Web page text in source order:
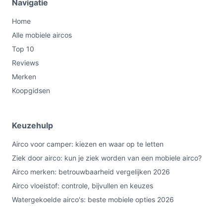
De hoofdkeuze is vaak comfort versus installatie-eisen:
voertuig, maar vereist dakmontage, voldoende
elektrische capaciteit en mogelijk vakwerk voor
koelmiddelvulling.
Conclusie
De NordHaus 12V dakairco is geschikt voor campers en
twee dingen: welke prestatiecijfers (W/BTU) gelden en
of het koelmiddel aanwezig is of bijgevuld moet worden.
Als die punten passen bij jouw voertuig en
montagewensen, kan dit een passende oplossing zijn.
Bekijk varianten en actuele prijzen op
debestemobieleairco.nl voordat je kiest.
Navigatie
Home
Alle mobiele aircos
Top 10
Reviews
Merken
Koopgidsen
Keuzehulp
Airco voor camper: kiezen en waar op te letten
Ziek door airco: kun je ziek worden van een mobiele airco?
Airco merken: betrouwbaarheid vergelijken 2026
Airco vloeistof: controle, bijvullen en keuzes
Watergekoelde airco's: beste mobiele opties 2026